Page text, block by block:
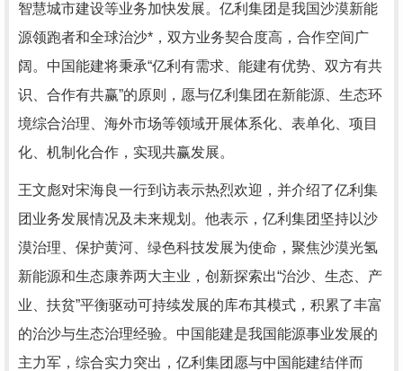
智慧城市建设等业务加快发展。亿利集团是我国沙漠新能
源领跑者和全球治沙*，双方业务契合度高，合作空间广
阔。中国能建将秉承“亿利有需求、能建有优势、双方有共
识、合作有共赢”的原则，愿与亿利集团在新能源、生态环
境综合治理、海外市场等领域开展体系化、表单化、项目
化、机制化合作，实现共赢发展。
王文彪对宋海良一行到访表示热烈欢迎，并介绍了亿利集
团业务发展情况及未来规划。他表示，亿利集团坚持以沙
漠治理、保护黄河、绿色科技发展为使命，聚焦沙漠光氢
新能源和生态康养两大主业，创新探索出“治沙、生态、产
业、扶贫”平衡驱动可持续发展的库布其模式，积累了丰富
的治沙与生态治理经验。中国能建是我国能源事业发展的
主力军，综合实力突出，亿利集团愿与中国能建结伴而